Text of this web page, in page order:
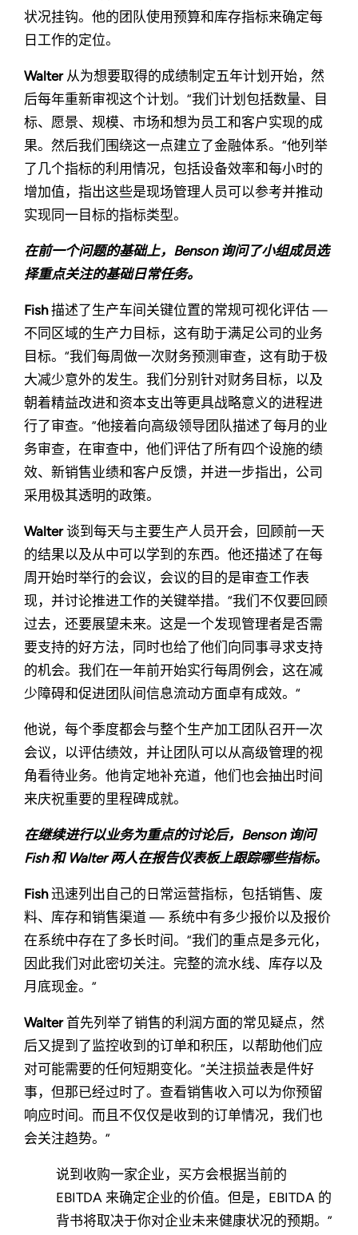
状况挂钩。他的团队使用预算和库存指标来确定每
日工作的定位。
Walter从为想要取得的成绩制定五年计划开始，然
后每年重新审视这个计划。“我们计划包括数量、目
标、愿景、规模、市场和想为员工和客户实现的成
果。然后我们围绕这一点建立了金融体系。“他列举
了几个指标的利用情况，包括设备效率和每小时的
增加值，指出这些是现场管理人员可以参考并推动
实现同一目标的指标类型。
在前一个问题的基础上，Benson 询问了小组成员选
择重点关注的基础日常任务。
Fish描述了生产车间关键位置的常规可视化评估 —
不同区域的生产力目标，这有助于满足公司的业务
目标。“我们每周做一次财务预测审查，这有助于极
大减少意外的发生。我们分别针对财务目标，以及
朝着精益改进和资本支出等更具战略意义的进程进
行了审查。”他接着向高级领导团队描述了每月的业
务审查，在审查中，他们评估了所有四个设施的绩
效、新销售业绩和客户反馈，并进一步指出，公司
采用极其透明的政策。
Walter谈到每天与主要生产人员开会，回顾前一天
的结果以及从中可以学到的东西。他还描述了在每
周开始时举行的会议，会议的目的是审查工作表
现，并讨论推进工作的关键举措。“我们不仅要回顾
过去，还要展望未来。这是一个发现管理者是否需
要支持的好方法，同时也给了他们向同事寻求支持
的机会。我们在一年前开始实行每周例会，这在减
少障碍和促进团队间信息流动方面卓有成效。“
他说，每个季度都会与整个生产加工团队召开一次
会议，以评估绩效，并让团队可以从高级管理的视
角看待业务。他肯定地补充道，他们也会抽出时间
来庆祝重要的里程碑成就。
在继续进行以业务为重点的讨论后，Benson 询问
Fish 和 Walter 两人在报告仪表板上跟踪哪些指标。
Fish迅速列出自己的日常运营指标，包括销售、废
料、库存和销售渠道 — 系统中有多少报价以及报价
在系统中存在了多长时间。“我们的重点是多元化，
因此我们对此密切关注。完整的流水线、库存以及
月底现金。”
Walter首先列举了销售的利润方面的常见疑点，然
后又提到了监控收到的订单和积压，以帮助他们应
对可能需要的任何短期变化。“关注损益表是件好
事，但那已经过时了。查看销售收入可以为你预留
响应时间。而且不仅仅是收到的订单情况，我们也
会关注趋势。”
说到收购一家企业，买方会根据当前的
EBITDA 来确定企业的价值。但是，EBITDA 的
背书将取决于你对企业未来健康状况的预期。”